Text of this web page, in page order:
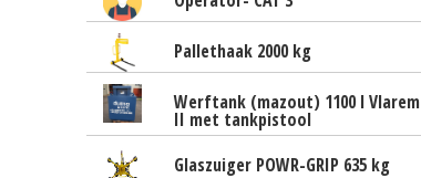
Pallethaak 2000 kg
Werftank (mazout) 1100 l Vlarem
II met tankpistool
Glaszuiger POWR-GRIP 635 kg